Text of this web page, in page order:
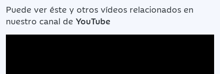
Puede ver éste y otros vídeos relacionados en
nuestro canal de YouTube